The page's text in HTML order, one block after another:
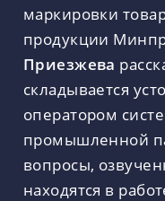
маркировки
продукции
Приезжева
складывается
оператором
промышленной
вопросы,
находятся в